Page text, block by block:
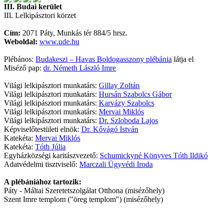
III. Budai kerület
III. Lelkipásztori körzet
Cím: 2071 Páty, Munkás tér 884/5 hrsz.
Weboldal: www.ude.hu
Plébános: Budakeszi – Havas Boldogasszony plébánia látja el
Miséző pap: dr. Németh László Imre
Világi lelkipásztori munkatárs: Gillay Zoltán
Világi lelkipásztori munkatárs: Hursán Szabolcs Gábor
Világi lelkipásztori munkatárs: Karvázy Szabolcs
Világi lelkipásztori munkatárs: Mervai Miklós
Világi lelkipásztori munkatárs: Dr. Szloboda Lajos
Képviselőtestületi elnök: Dr. Kővágó István
Katekéta: Mervai Miklós
Katekéta: Tóth Júlia
Egyházközségi karitászvezető: Schumickyné Könyves Tóth Ildikó
Adatvédelmi tisztviselő: Marczali Ügyvédi Iroda
A plébániához tartozik:
Páty - Máltai Szeretetszolgálat Otthona (misézőhely)
Szent Imre templom ("öreg templom") (misézőhely)